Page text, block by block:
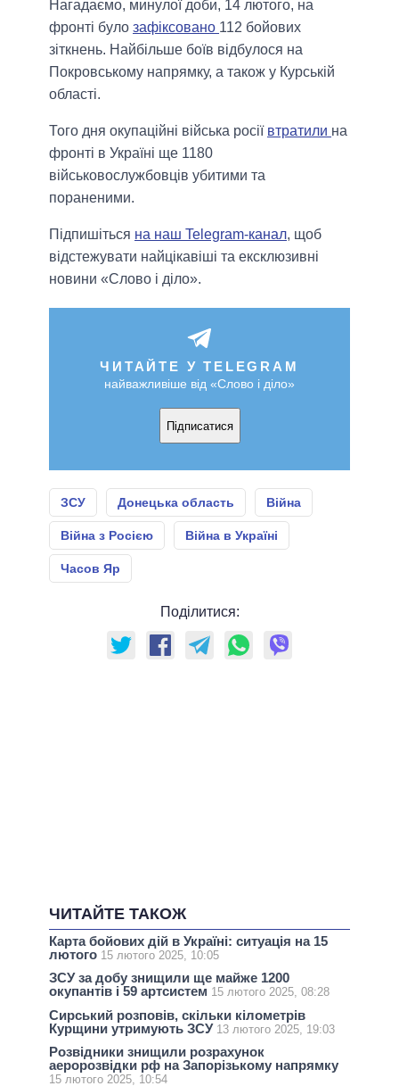
Нагадаємо, минулої доби, 14 лютого, на
фронті було зафіксовано 112 бойових
зіткнень. Найбільше боїв відбулося на
Покровському напрямку, а також у Курській
області.
Того дня окупаційні війська росії втратили на
фронті в Україні ще 1180
військовослужбовців убитими та
пораненими.
Підпишіться на наш Telegram-канал, щоб
відстежувати найцікавіші та ексклюзивні
новини «Слово і діло».
ЧИТАЙТЕ У TELEGRAM
найважливіше від «Слово і діло»
Підписатися
ЗСУ Донецька область Війна
Війна з Росією Війна в Україні
Часов Яр
Поділитися:
ЧИТАЙТЕ ТАКОЖ
Карта бойових дій в Україні: ситуація на 15
лютого 15 лютого 2025, 10:05
ЗСУ за добу знищили ще майже 1200
окупантів і 59 артсистем 15 лютого 2025, 08:28
Сирський розповів, скільки кілометрів
Курщини утримують ЗСУ 13 лютого 2025, 19:03
Розвідники знищили розрахунок
аеророзвідки рф на Запорізькому напрямку
15 лютого 2025, 10:54